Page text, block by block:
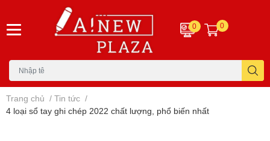
0 0
Trang chủ / Tin tức /
4 loại sổ tay ghi chép 2022 chất lượng, phổ biến nhất